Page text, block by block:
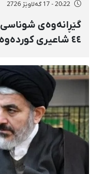
20:22 - 17 گەلاوێژ 2726
گێڕانەوەی
٤٤ شاعیری